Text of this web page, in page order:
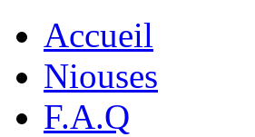
Accueil
Niouses
F.A.Q